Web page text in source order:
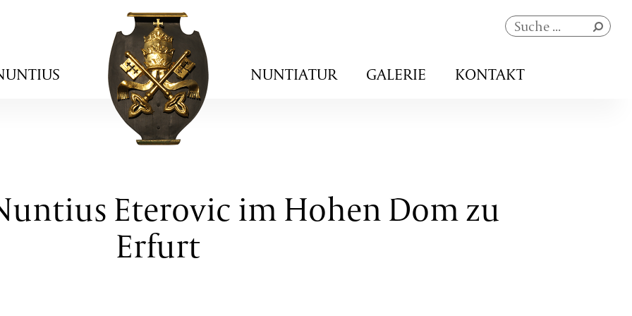
Navigation
überspringen
NUNTIATUR GALERIE KONTAKT
Eterovic im Hohen Dom zu
Erfurt